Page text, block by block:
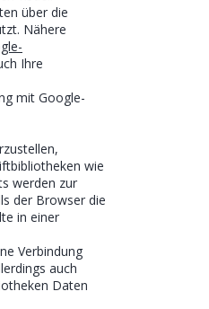
über die
Nähere
Ihre
mit Google-
wie
werden zur
der Browser die
in einer
Verbindung
auch
Daten